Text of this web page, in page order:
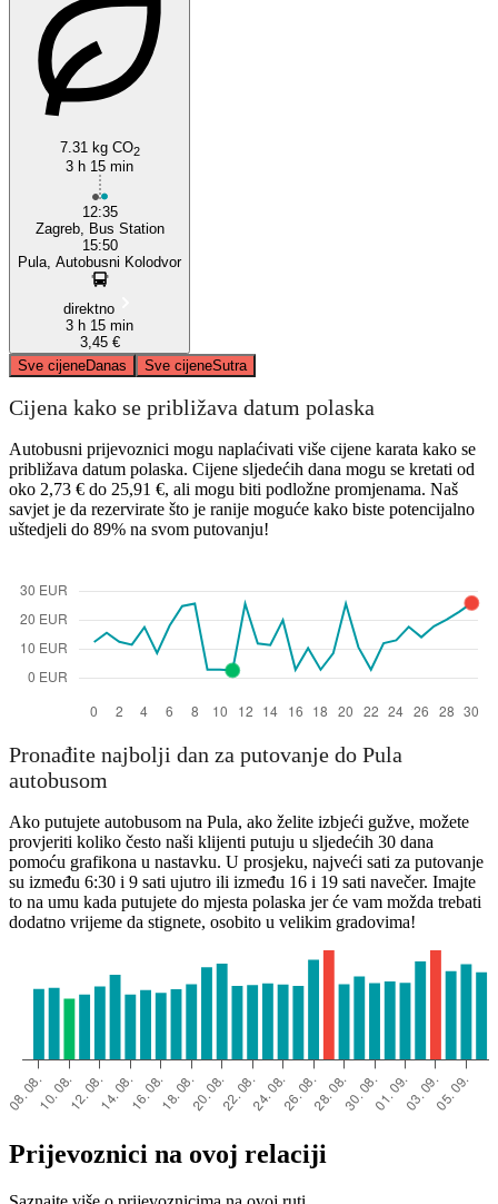
7.31 kg CO2
3 h 15 min
12:35
Zagreb, Bus Station
15:50
Pula, Autobusni Kolodvor
direktno
3 h 15 min
3,45 €
Sve cijeneDanas Sve cijeneSutra
Cijena kako se približava datum polaska
Autobusni prijevoznici mogu naplaćivati ​​više cijene karata kako se
približava datum polaska. Cijene sljedećih dana mogu se kretati od
oko 2,73 € do 25,91 €, ali mogu biti podložne promjenama. Naš
savjet je da rezervirate što je ranije moguće kako biste potencijalno
uštedjeli do 89% na svom putovanju!
Pronađite najbolji dan za putovanje do Pula
autobusom
Ako putujete autobusom na Pula, ako želite izbjeći gužve, možete
provjeriti koliko često naši klijenti putuju u sljedećih 30 dana
pomoću grafikona u nastavku. U prosjeku, najveći sati za putovanje
su između 6:30 i 9 sati ujutro ili između 16 i 19 sati navečer. Imajte
to na umu kada putujete do mjesta polaska jer će vam možda trebati
dodatno vrijeme da stignete, osobito u velikim gradovima!
Prijevoznici na ovoj relaciji